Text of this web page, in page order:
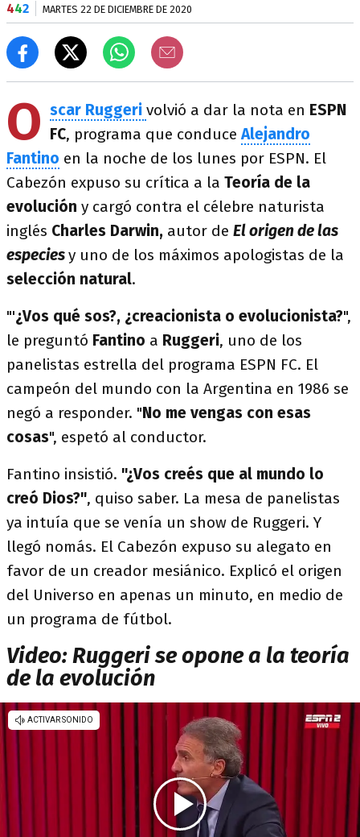
442 MARTES 22 DE DICIEMBRE DE 2020
O scar Ruggeri volvió a dar la nota en ESPN
FC, programa que conduce Alejandro
Fantino en la noche de los lunes por ESPN. El
Cabezón expuso su crítica a la Teoría de la
evolución y cargó contra el célebre naturista
inglés Charles Darwin, autor de El origen de las
especiesy uno de los máximos apologistas de la
selección natural.
"'¿Vos qué sos?, ¿creacionista o evolucionista?",
le preguntó Fantino a Ruggeri, uno de los
panelistas estrella del programa ESPN FC. El
campeón del mundo con la Argentina en 1986 se
negó a responder. "No me vengas con esas
cosas", espetó al conductor.
Fantino insistió. "¿Vos creés que al mundo lo
creó Dios?", quiso saber. La mesa de panelistas
ya intuía que se venía un show de Ruggeri. Y
llegó nomás. El Cabezón expuso su alegato en
favor de un creador mesiánico. Explicó el origen
del Universo en apenas un minuto, en medio de
un programa de fútbol.
Video: Ruggeri se opone a la teoría
de la evolución